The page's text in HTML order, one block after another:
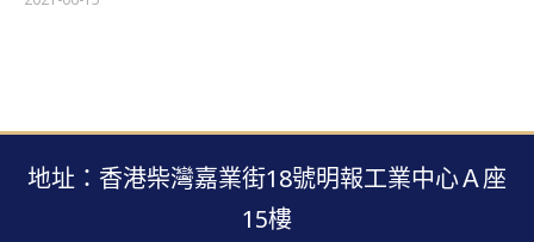
地址：香港柴灣嘉業街18號明報工業中心Ａ座
15樓